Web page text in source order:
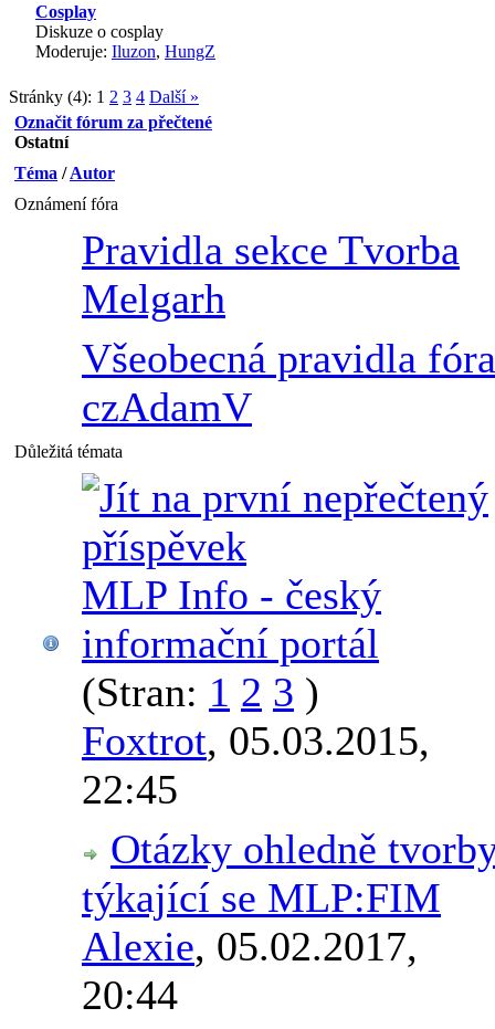
Cosplay
Diskuze o cosplay
Moderuje: Iluzon, HungZ
Stránky (4): 1 2 3 4 Další »
Označit fórum za přečtené
Ostatní
Téma /Autor
Oznámení fóra
Pravidla sekce Tvorba
Melgarh
Všeobecná pravidla fóra
czAdamV
Důležitá témata
MLP Info - český
informační portál
(Stran: 1 2 3 )
Foxtrot, 05.03.2015,
22:45
Otázky ohledně
týkající se MLP:FIM
Alexie, 05.02.2017,
20:44